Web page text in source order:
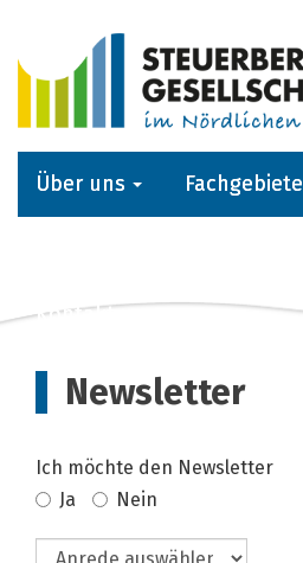
Über uns Fachgebiete
Kontakt
Newsletter